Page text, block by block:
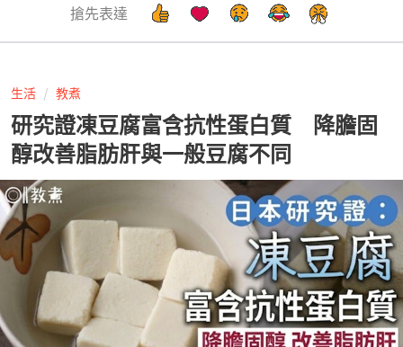
搶先表達
生活 教煮
研究證凍豆腐富含抗性蛋白質 降膽固
醇改善脂肪肝與一般豆腐不同